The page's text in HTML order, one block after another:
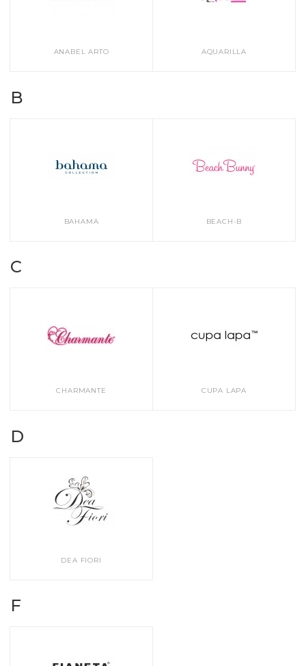
ANABEL ARTO AQUARILLA
B
BAHAMA BEACH-B
C
CHARMANTE CUPA LAPA
D
DEA FIORI
F